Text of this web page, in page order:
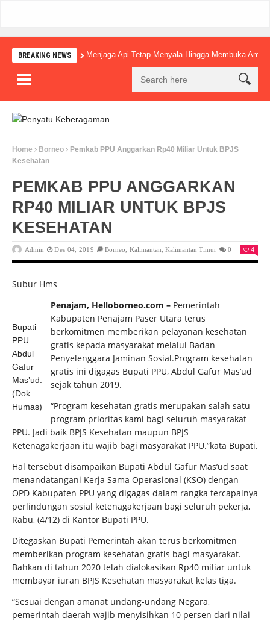
BREAKING NEWS Menjaga Api Tetap Menyala Hingga Membuka
Home Borneo
Pemkab PPU Anggarkan Rp40 Miliar Untuk BPJS
Kesehatan
PEMKAB PPU ANGGARKAN
RP40 MILIAR UNTUK BPJS
KESEHATAN
Admin Des 04, 2019 Borneo Kalimantan ,Kalimantan Timur 0 4
Subur Hms
Bupati
PPU
Abdul
Gafur
Mas’ud.
(Dok.
Humas)
Penajam, Helloborneo.com – Pemerintah
Kabupaten Penajam Paser Utara terus
berkomitmen memberikan pelayanan kesehatan
gratis kepada masyarakat melalui Badan
Penyelenggara Jaminan Sosial.Program kesehatan
gratis ini digagas Bupati PPU, Abdul Gafur Mas’ud
sejak tahun 2019.
“Program kesehatan gratis merupakan salah satu
program prioritas kami bagi seluruh masyarakat
PPU. Jadi baik BPJS Kesehatan maupun BPJS
Ketenagakerjaan itu wajib bagi masyarakat PPU.”kata Bupati.
Hal tersebut disampaikan Bupati Abdul Gafur Mas’ud saat
menandatangani Kerja Sama Operasional (KSO) dengan
OPD Kabupaten PPU yang digagas dalam rangka tercapainya
perlindungan sosial ketenagakerjaan bagi seluruh pekerja,
Rabu, (4/12) di Kantor Bupati PPU.
Ditegaskan Bupati Pemerintah akan terus berkomitmen
memberikan program kesehatan gratis bagi masyarakat.
Bahkan di tahun 2020 telah dialokasikan Rp40 miliar untuk
membayar iuran BPJS Kesehatan masyarakat kelas tiga.
“Sesuai dengan amanat undang-undang Negara,
pemerintah daerah wajib menyisihkan 10 persen dari nilai